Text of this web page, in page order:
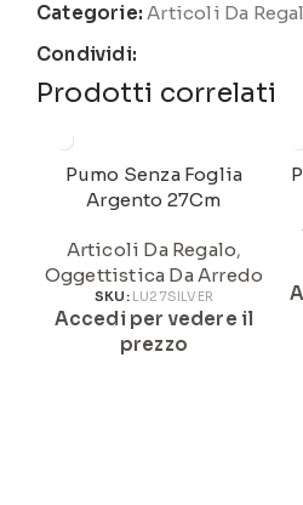
Categorie: Articoli Da
Condividi:
Prodotti correlati
Pumo Senza Foglia
Argento 27Cm
Articoli Da Regalo,
Oggettistica Da Arredo
SKU: LU27SILVER
Accedi per vedere il
prezzo